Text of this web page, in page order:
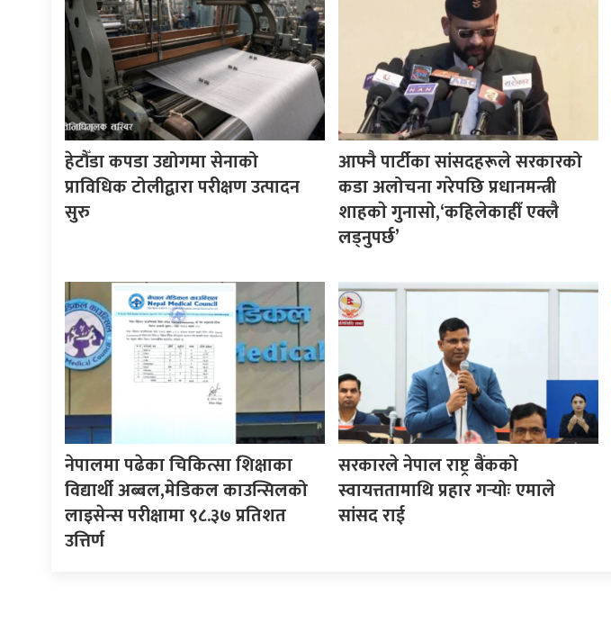
हेटौँडा कपडा उद्योगमा सेनाको
प्राविधिक टोलीद्वारा परीक्षण उत्पादन
सुरु
आफ्नै पार्टीका सांसदहरूले सरकारको
कडा अलोचना गरेपछि प्रधानमन्त्री
शाहकाे गुनासाे,‘कहिलेकाहीँ एक्लै
लड्नुपर्छ’
नेपालमा पढेका चिकित्सा शिक्षाका
विद्यार्थी अब्बल,मेडिकल काउन्सिलको
लाइसेन्स परीक्षामा ९८.३७ प्रतिशत
उत्तिर्ण
सरकारले नेपाल राष्ट्र बैंकको
स्वायत्ततामाथि प्रहार गर्‍योः एमाले
सांसद राई